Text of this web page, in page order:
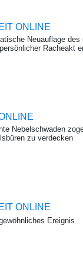
ONLINE
Neuauflage
Racheakt
Nebelschwaden
zu verdecken
ONLINE
Ereignis